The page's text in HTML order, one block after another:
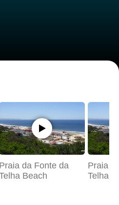
Praia da Fonte da
Beach
Praia
Telha